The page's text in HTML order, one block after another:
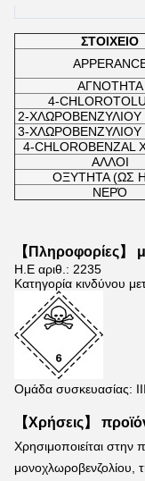
ΣΤΟΙΧΕΙΟ
ΑΓΝΟΤΗΤΑ
4-
2-ΧΛΩΡΟΒΕΝΖΥΛΙΟΥ
3-ΧΛΩΡΟΒΕΝΖΥΛΙΟΥ
4-CHLOROBENZAL
ΑΛΛΟΙ
ΟΞΥΤΗΤΑ (ΩΣ
ΝΕΡΌ
【Πληροφορίες】
Η.Ε αριθ.: 2235
Κατηγορία κινδύνου
Ομάδα συσκευασίας: ΙΙΙ
【Χρήσεις】
Χρησιμοποιείται
μονοχλωροβενζολίου,